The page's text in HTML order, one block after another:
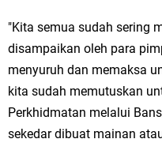
DPC PDI Perjuangan Gresik
Kurban untuk Ratusan Warga
Keluarga Besar dr. Titin Ekowati
"Kita semua sudah sering
disampaikan oleh para
menyuruh dan memaksa
kita sudah memutuskan
Perkhidmatan melalui
sekedar dibuat mainan